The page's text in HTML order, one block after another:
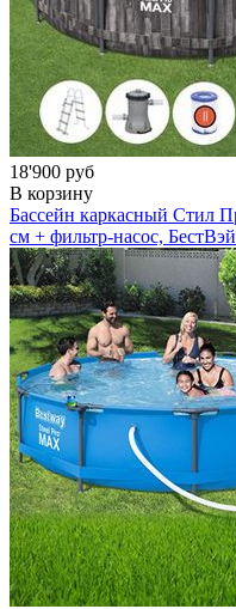
18'900 руб
В корзину
Бассейн каркасный Стил
см + фильтр-насос,